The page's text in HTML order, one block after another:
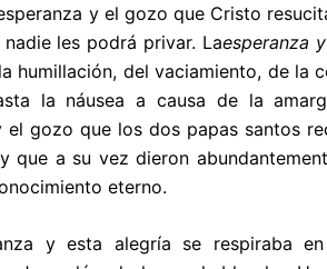
y el gozo que Cristo
les podrá privar. Laesperanza
humillación, del vaciamiento, de la
la náusea a causa de la
el gozo que los dos papas santos
que a su vez dieron
eterno.
y esta alegría se respiraba